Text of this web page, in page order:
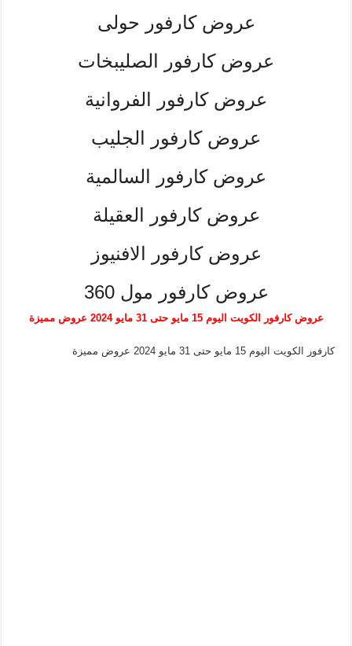
عروض كارفور حولى
عروض كارفور الصليبخات
عروض كارفور الفروانية
عروض كارفور الجليب
عروض كارفور السالمية
عروض كارفور العقيلة
عروض كارفور الافنيوز
عروض كارفور مول 360
عروض كارفور الكويت اليوم 15 مايو حتى 31 مايو 2024 عروض مميزة
كارفور الكويت اليوم 15 مايو حتى 31 مايو 2024 عروض مميزة